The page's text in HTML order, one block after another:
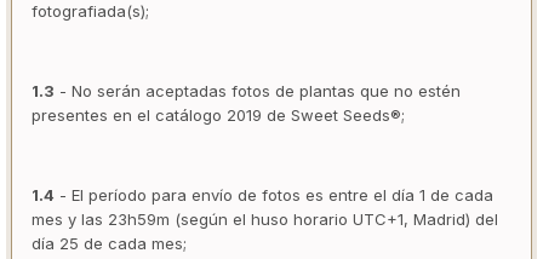
fotografiada(s);
1.3 - No serán aceptadas fotos de plantas que no estén
presentes en el catálogo 2019 de Sweet Seeds®;
1.4 - El período para envío de fotos es entre el día 1 de cada
mes y las 23h59m (según el huso horario UTC+1, Madrid) del
día 25 de cada mes;